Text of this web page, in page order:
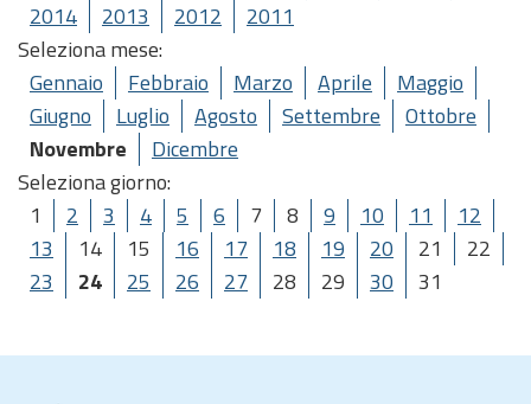
2014
2013 2012
2011
Seleziona mese:
Gennaio
Febbraio Marzo Aprile
Maggio
Giugno
Luglio Agosto Settembre
Ottobre
Novembre
Dicembre
Seleziona giorno:
1
2 3 4 5 6 7 8 9 10 11
12
13
14 15 16 17 18 19 20 21
22
23
24 25 26 27 28 29 30 31